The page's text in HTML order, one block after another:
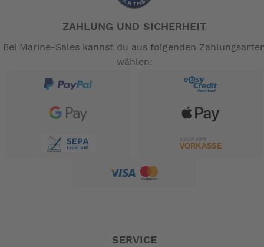
ZAHLUNG UND SICHERHEIT
Bei Marine-Sales kannst du aus folgenden
wählen:
SERVICE